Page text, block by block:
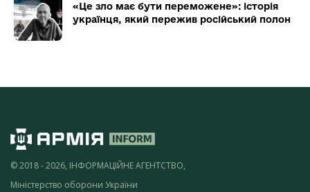
«Це зло має бути переможене»: історія
українця, який пережив російський полон
© 2018 - 2026, ІНФОРМАЦІЙНЕ АГЕНТСТВО,
Міністерство оборони України